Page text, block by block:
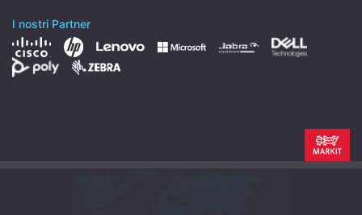
I nostri Partner